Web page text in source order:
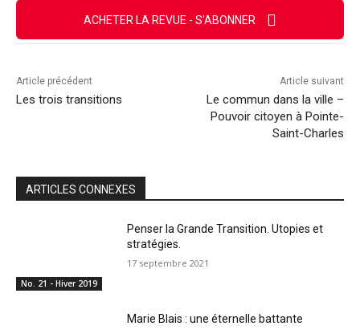
ACHETER LA REVUE - S'ABONNER
Article précédent
Les trois transitions
Article suivant
Le commun dans la ville –
Pouvoir citoyen à Pointe-
Saint-Charles
ARTICLES CONNEXES
No. 21 - Hiver 2019
Penser la Grande Transition. Utopies et
stratégies.
17 septembre 2021
Marie Blais : une éternelle battante